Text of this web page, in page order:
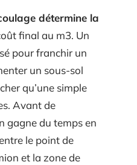
détermine la
final au m3. Un
pour franchir un
un sous-sol
qu’une simple
Avant de
gagne du temps en
le point de
et la zone de